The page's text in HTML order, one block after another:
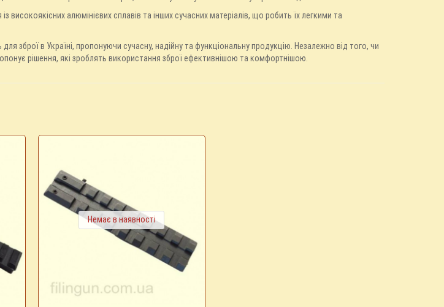
високоякісних алюмінієвих сплавів та інших сучасних матеріалів, що робить їх легкими та
зброї в Україні, пропонуючи сучасну, надійну та функціональну продукцію. Незалежно від того, чи
рішення, які зроблять використання зброї ефективнішою та комфортнішою.
Немає в наявності